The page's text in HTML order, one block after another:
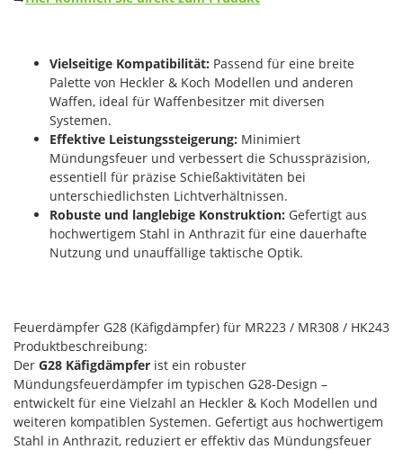
Vielseitige Kompatibilität: Passend für eine breite
Palette von Heckler & Koch Modellen und anderen
Waffen, ideal für Waffenbesitzer mit diversen
Systemen.
Effektive Leistungssteigerung: Minimiert
Mündungsfeuer und verbessert die Schusspräzision,
essentiell für präzise Schießaktivitäten bei
unterschiedlichsten Lichtverhältnissen.
Robuste und langlebige Konstruktion: Gefertigt aus
hochwertigem Stahl in Anthrazit für eine dauerhafte
Nutzung und unauffällige taktische Optik.
Feuerdämpfer G28 (Käfigdämpfer) für MR223 / MR308 / HK243
Produktbeschreibung:
Der G28 Käfigdämpfer ist ein robuster
Mündungsfeuerdämpfer im typischen G28-Design –
entwickelt für eine Vielzahl an Heckler & Koch Modellen und
weiteren kompatiblen Systemen. Gefertigt aus hochwertigem
Stahl in Anthrazit, reduziert er effektiv das Mündungsfeuer